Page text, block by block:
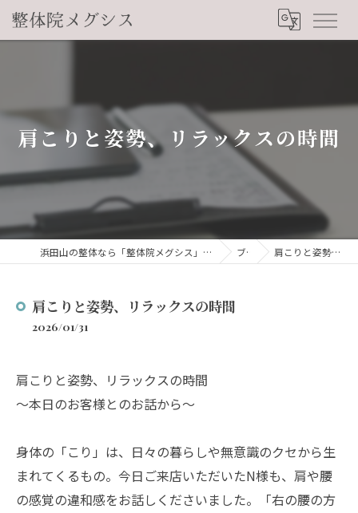
肩こりと姿勢、リラックスの時間
浜田山の整体なら「整体院メグシス」肩こり・腰痛・自律神経の悩みを睡眠から改善 ブログ 肩こりと姿勢、リラックスの時間
肩こりと姿勢、リラックスの時間
2026/01/31
肩こりと姿勢、リラックスの時間
〜本日のお客様とのお話から〜
身体の「こり」は、日々の暮らしや無意識のクセから生
まれてくるもの。今日ご来店いただいたN様も、肩や腰
の感覚の違和感をお話しくださいました。「右の腰の方